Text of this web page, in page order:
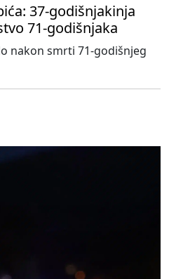
37-godišnjakinja
71-godišnjaka
nakon smrti 71-godišnjeg